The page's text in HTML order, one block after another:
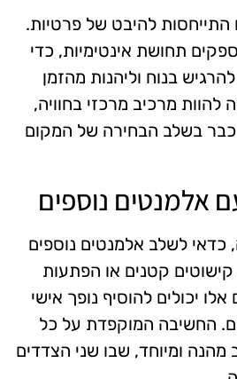
התייחסות להיבט של פרטיות.
תחושת אינטימיות, כדי
בנוח וליהנות מהזמן
להוות מרכיב מרכזי בחוויה,
כבר בשלב הבחירה של המקום
אלמנטים נוספים
כדאי לשלב אלמנטים נוספים
קטנים או הפתעות
יכולים להוסיף נופך אישי
החשיבה המוקפדת על כל
ומיוחד, שבו שני הצדדים